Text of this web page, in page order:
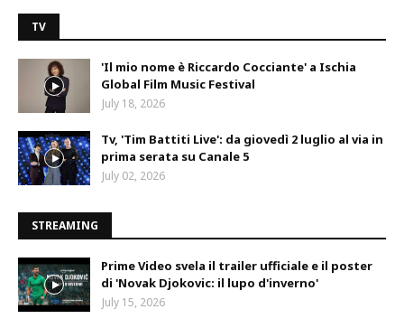
TV
'Il mio nome è Riccardo Cocciante' a Ischia
Global Film Music Festival
July 18, 2026
Tv, 'Tim Battiti Live': da giovedì 2 luglio al via in
prima serata su Canale 5
July 02, 2026
STREAMING
Prime Video svela il trailer ufficiale e il poster
di 'Novak Djokovic: il lupo d'inverno'
July 15, 2026